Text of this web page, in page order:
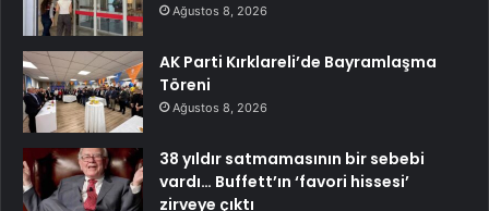
Ağustos 8, 2026
AK Parti Kırklareli’de Bayramlaşma
Töreni
Ağustos 8, 2026
38 yıldır satmamasının bir sebebi
vardı… Buffett’ın ‘favori hissesi’
zirveye çıktı